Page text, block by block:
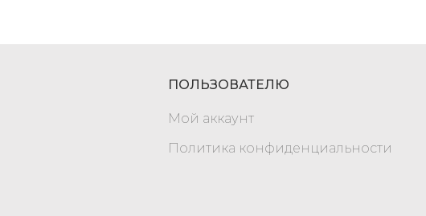
ПОЛЬЗОВАТЕЛЮ
Мой аккаунт
Политика конфиденциальности